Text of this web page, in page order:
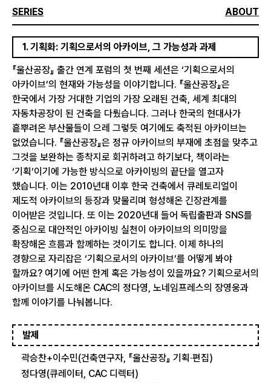
SERIES ABOUT
1. 기획화: 기획으로서의 아카이브, 그 가능성과 과제
『울산공장』 출간 연계 포럼의 첫 번째 세션은 ‘기획으로서의
아카이브’의 현재와 가능성을 이야기합니다. 『울산공장』은
한국에서 가장 거대한 기업의 가장 오래된 건축, 세계 최대의
자동차공장이 된 건축을 다뤘습니다. 그러나 한국의 현대사가
흩뿌려온 부산물들이 으레 그렇듯 여기에도 축적된 아카이브는
없었습니다. 『울산공장』은 정규 아카이브의 부재에 초점을 맞추고
그것을 보완하는 종착지로 회귀하려고 하기보다, 책이라는
‘기획’이기에 가능한 방식으로 아카이빙의 끝단을 열고자
했습니다. 이는 2010년대 이후 한국 건축에서 큐레토리얼이
제도적 아카이브의 등장과 맞물리며 형성해온 긴장관계를
이어받은 것입니다. 또 이는 2020년대 들어 독립출판과 SNS를
중심으로 대안적인 아카이빙 실천이 아카이브의 의미망을
확장해온 흐름과 함께하는 것이기도 합니다. 이제 하나의
경향으로 자리잡은 ‘기획으로서의 아카이브’를 어떻게 봐야
할까요? 여기에 어떤 한계 혹은 가능성이 있을까요? 기획으로서의
아카이브를 시도해온 CAC의 정다영, 노네임프레스의 장영웅과
함께 이야기를 나눠봅니다.
발제
곽승찬+이수민(건축연구자, 『울산공장』 기획·편집)
정다영(큐레이터, CAC 디렉터)